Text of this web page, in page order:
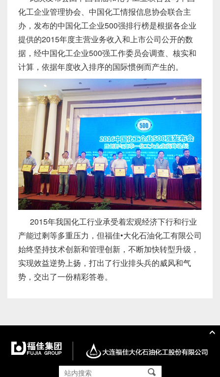
化工企业管理协会、中国化工情报信息协会联合主
办，发布的中国化工企业500强排行榜是根据各企业
提供的2015年度主营业务收入和上市公司公开的数
据，经中国化工企业500强工作委员会调查、核实和
计算，依据年度收入排序的国际惯例而产生的。
2015年我国化工行业承受着宏观经济下行和行业
产能过剩等多重压力，但福佳•大化石油化工有限公司
始终坚持技术创新和管理创新，不断加快转型升级，
实现效益逆势上扬，打出了行业排头兵的威风和气
势，交出了一份精彩答卷。